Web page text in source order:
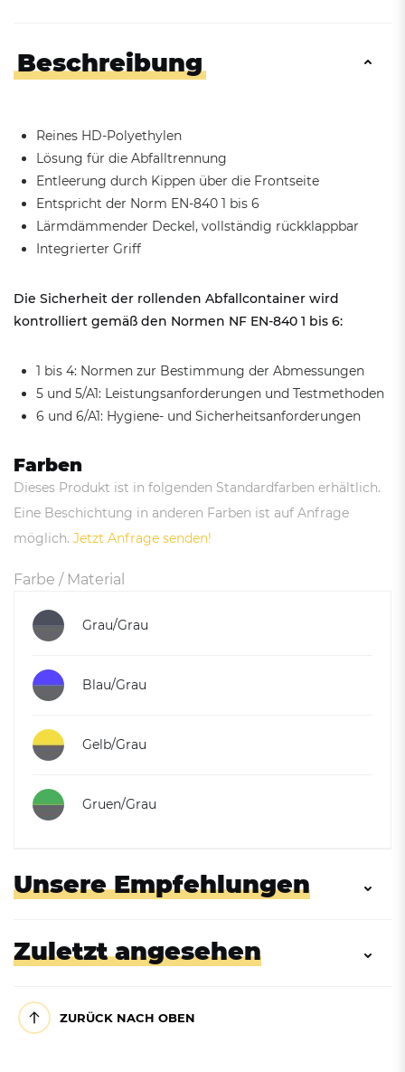
Beschreibung
Reines HD-Polyethylen
Lösung für die Abfalltrennung
Entleerung durch Kippen über die Frontseite
Entspricht der Norm EN-840 1 bis 6
Lärmdämmender Deckel, vollständig rückklappbar
Integrierter Griff
Die Sicherheit der rollenden Abfallcontainer wird
kontrolliert gemäß den Normen NF EN-840 1 bis 6:
1 bis 4: Normen zur Bestimmung der Abmessungen
5 und 5/A1: Leistungsanforderungen und Testmethoden
6 und 6/A1: Hygiene- und Sicherheitsanforderungen
Farben
Dieses Produkt ist in folgenden Standardfarben erhältlich.
Eine Beschichtung in anderen Farben ist auf Anfrage
möglich. Jetzt Anfrage senden!
Farbe / Material
Grau/Grau
Blau/Grau
Gelb/Grau
Gruen/Grau
Unsere Empfehlungen
Zuletzt angesehen
ZURÜCK NACH OBEN